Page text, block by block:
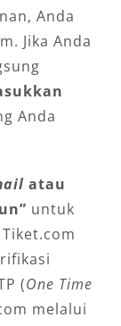
Anda
Jika Anda
Anda
atau
untuk
(One Time
melalui